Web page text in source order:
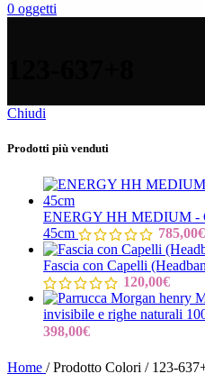
0 oggetti
Chiudi
Prodotti più venduti
ENERGY HH MEDIUM -
45cm
785,00€
Fascia con Capelli
120,00€
invisibile e righe naturali
398,00€
Home / Prodotto Colori / 123-